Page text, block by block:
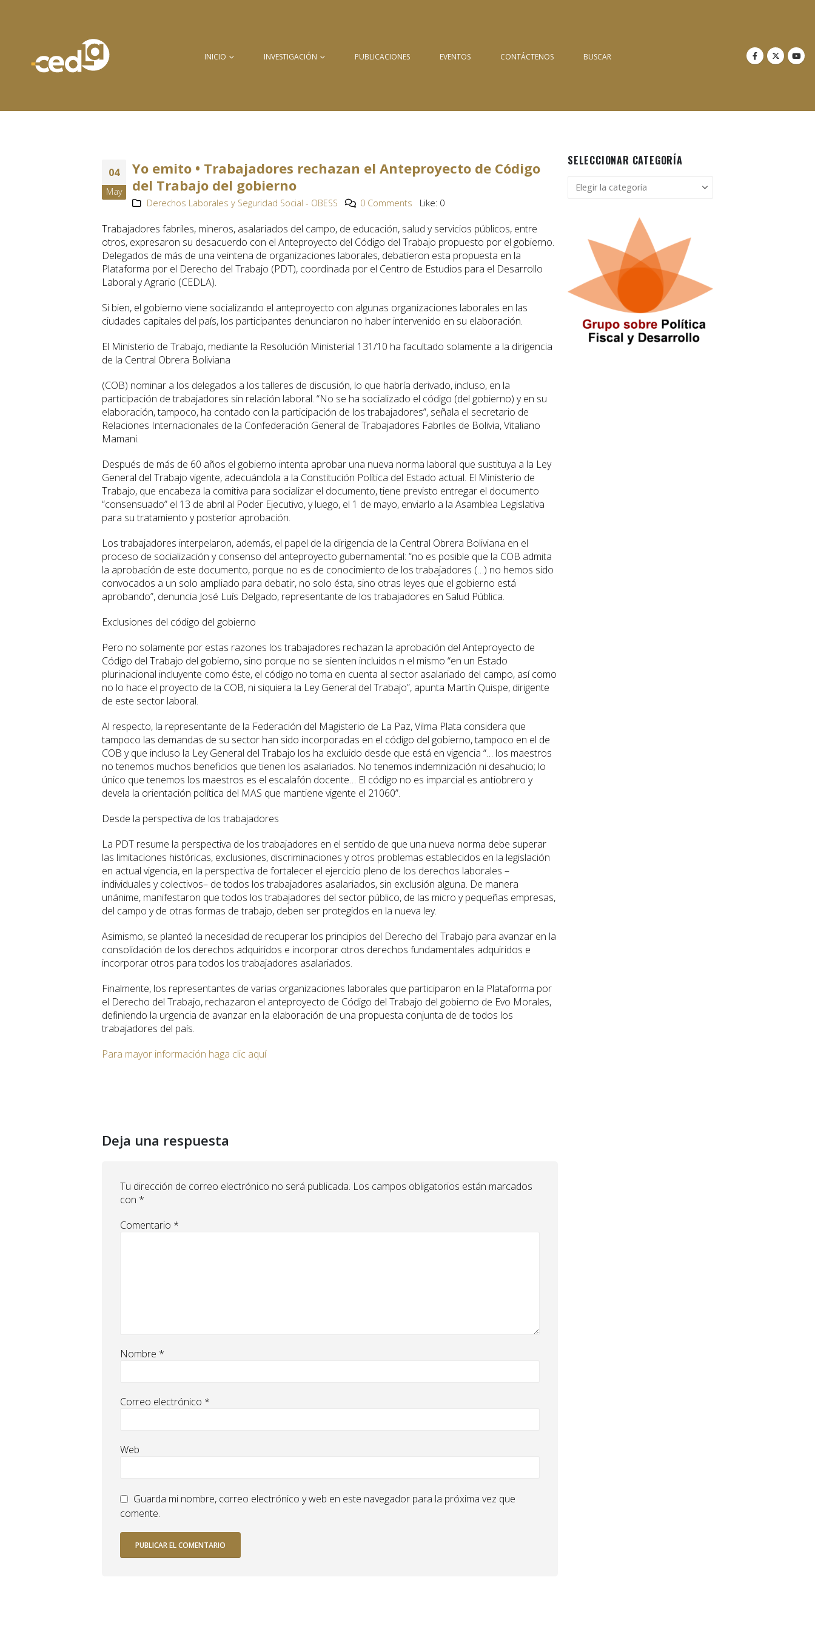
INICIO INVESTIGACIÓN PUBLICACIONES EVENTOS CONTÁCTENOS BUSCAR
04
May
Yo emito • Trabajadores rechazan el Anteproyecto de Código
del Trabajo del gobierno
Derechos Laborales y Seguridad Social - OBESS 0 Comments Like: 0
Trabajadores fabriles, mineros, asalariados del campo, de educación, salud y servicios públicos, entre
otros, expresaron su desacuerdo con el Anteproyecto del Código del Trabajo propuesto por el gobierno.
Delegados de más de una veintena de organizaciones laborales, debatieron esta propuesta en la
Plataforma por el Derecho del Trabajo (PDT), coordinada por el Centro de Estudios para el Desarrollo
Laboral y Agrario (CEDLA).
Si bien, el gobierno viene socializando el anteproyecto con algunas organizaciones laborales en las
ciudades capitales del país, los participantes denunciaron no haber intervenido en su elaboración.
El Ministerio de Trabajo, mediante la Resolución Ministerial 131/10 ha facultado solamente a la dirigencia
de la Central Obrera Boliviana
(COB) nominar a los delegados a los talleres de discusión, lo que habría derivado, incluso, en la
participación de trabajadores sin relación laboral. “No se ha socializado el código (del gobierno) y en su
elaboración, tampoco, ha contado con la participación de los trabajadores”, señala el secretario de
Relaciones Internacionales de la Confederación General de Trabajadores Fabriles de Bolivia, Vitaliano
Mamani.
Después de más de 60 años el gobierno intenta aprobar una nueva norma laboral que sustituya a la Ley
General del Trabajo vigente, adecuándola a la Constitución Política del Estado actual. El Ministerio de
Trabajo, que encabeza la comitiva para socializar el documento, tiene previsto entregar el documento
“consensuado” el 13 de abril al Poder Ejecutivo, y luego, el 1 de mayo, enviarlo a la Asamblea Legislativa
para su tratamiento y posterior aprobación.
Los trabajadores interpelaron, además, el papel de la dirigencia de la Central Obrera Boliviana en el
proceso de socialización y consenso del anteproyecto gubernamental: “no es posible que la COB admita
la aprobación de este documento, porque no es de conocimiento de los trabajadores (…) no hemos sido
convocados a un solo ampliado para debatir, no solo ésta, sino otras leyes que el gobierno está
aprobando”, denuncia José Luís Delgado, representante de los trabajadores en Salud Pública.
Exclusiones del código del gobierno
Pero no solamente por estas razones los trabajadores rechazan la aprobación del Anteproyecto de
Código del Trabajo del gobierno, sino porque no se sienten incluidos n el mismo “en un Estado
plurinacional incluyente como éste, el código no toma en cuenta al sector asalariado del campo, así como
no lo hace el proyecto de la COB, ni siquiera la Ley General del Trabajo”, apunta Martín Quispe, dirigente
de este sector laboral.
Al respecto, la representante de la Federación del Magisterio de La Paz, Vilma Plata considera que
tampoco las demandas de su sector han sido incorporadas en el código del gobierno, tampoco en el de
COB y que incluso la Ley General del Trabajo los ha excluido desde que está en vigencia “… los maestros
no tenemos muchos beneficios que tienen los asalariados. No tenemos indemnización ni desahucio; lo
único que tenemos los maestros es el escalafón docente… El código no es imparcial es antiobrero y
devela la orientación política del MAS que mantiene vigente el 21060”.
Desde la perspectiva de los trabajadores
La PDT resume la perspectiva de los trabajadores en el sentido de que una nueva norma debe superar
las limitaciones históricas, exclusiones, discriminaciones y otros problemas establecidos en la legislación
en actual vigencia, en la perspectiva de fortalecer el ejercicio pleno de los derechos laborales –
individuales y colectivos– de todos los trabajadores asalariados, sin exclusión alguna. De manera
unánime, manifestaron que todos los trabajadores del sector público, de las micro y pequeñas empresas,
del campo y de otras formas de trabajo, deben ser protegidos en la nueva ley.
Asimismo, se planteó la necesidad de recuperar los principios del Derecho del Trabajo para avanzar en la
consolidación de los derechos adquiridos e incorporar otros derechos fundamentales adquiridos e
incorporar otros para todos los trabajadores asalariados.
Finalmente, los representantes de varias organizaciones laborales que participaron en la Plataforma por
el Derecho del Trabajo, rechazaron el anteproyecto de Código del Trabajo del gobierno de Evo Morales,
definiendo la urgencia de avanzar en la elaboración de una propuesta conjunta de de todos los
trabajadores del país.
Para mayor información haga clic aquí
Deja una respuesta
Tu dirección de correo electrónico no será publicada. Los campos obligatorios están marcados
con *
Comentario *
Nombre *
Correo electrónico *
Web
Guarda mi nombre, correo electrónico y web en este navegador para la próxima vez que
comente.
SELECCIONAR CATEGORÍA
Seleccionar
categoría